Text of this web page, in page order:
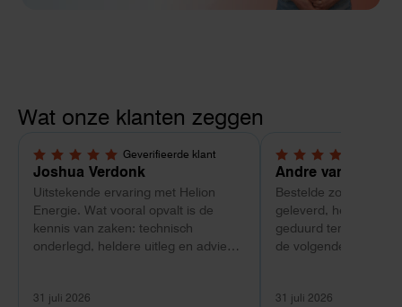
Wat onze klanten zeggen
Geverifieerde klant
5,0 van 5 sterren
Joshua Verdonk
Uitstekende ervaring met Helion
Energie. Wat vooral opvalt is de
kennis van zaken: technisch
onderlegd, heldere uitleg en advies
Ook de nazorg is uitgebreid.
31 juli 2026
4 van 5 sterren
Andre van
Bestelde
geleverd, heeft wel
geduurd terwijl bij
de volgende dag al
31 juli 2026